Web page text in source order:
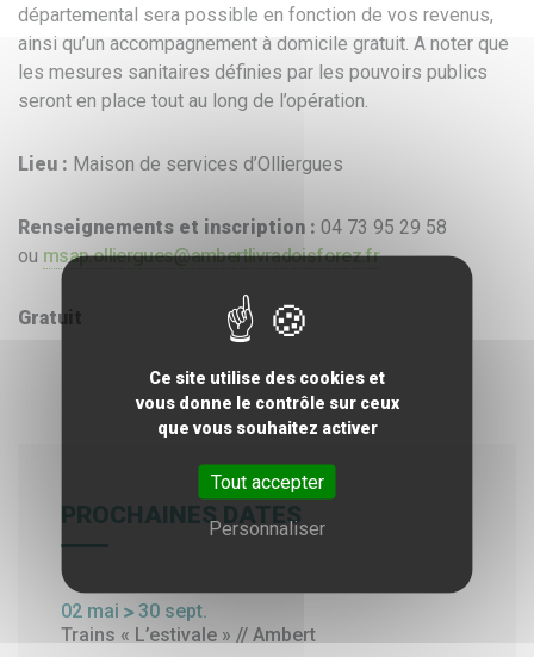
départemental sera possible en fonction de vos revenus,
ainsi qu’un accompagnement à domicile gratuit. A noter que
les mesures sanitaires définies par les pouvoirs publics
seront en place tout au long de l’opération.
Lieu : Maison de services d’Olliergues
Renseignements et inscription : 04 73 95 29 58
ou msap.olliergues@ambertlivradoisforez.fr
Gratuit
PROCHAINES DATES
02 mai 30 sept.
Trains « L’estivale » // Ambert
Ce site utilise des cookies et
vous donne le contrôle sur ceux
que vous souhaitez activer
Tout accepter
Personnaliser